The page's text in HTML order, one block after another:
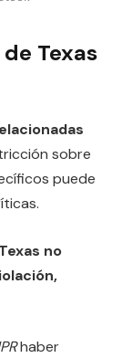
Texas
sobre
puede
no
haber